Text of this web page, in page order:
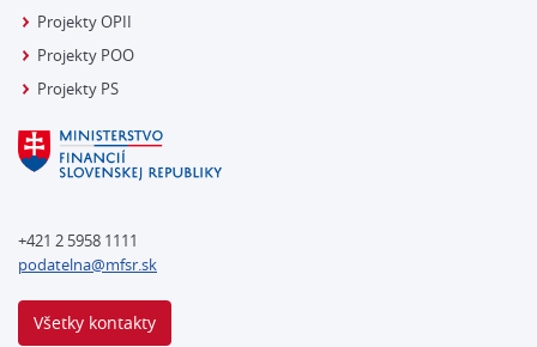
Projekty OPII
Projekty POO
Projekty PS
+421 2 5958 1111
podatelna@mfsr.sk
Všetky kontakty